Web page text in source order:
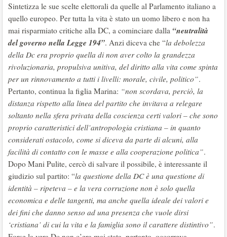
Sintetizza le sue scelte elettorali da quelle al Parlamento italiano a
quello europeo. Per tutta la vita è stato un uomo libero e non ha
mai risparmiato critiche alla DC, a cominciare dalla “neutralità
del governo nella Legge 194”. Anzi diceva che “la debolezza
della Dc era proprio quella di non aver colto la grandezza
rivoluzionaria, propulsiva unitiva, del diritto alla vita come spinta
per un rinnovamento a tutti i livelli: morale, civile, politico”.
Pertanto, continua la figlia Marina: “non scordava, perciò, la
distanza rispetto alla linea del partito che invitava a relegare
soltanto nella sfera privata della coscienza certi valori – che sono
proprio caratteristici dell’antropologia cristiana – in quanto
considerati ostacolo, come si diceva da parte di alcuni, alla
facilità di contatto con le masse e alla cooperazione politica”.
Dopo Mani Pulite, cercò di salvare il possibile, è interessante il
giudizio sul partito: “la questione della DC è una questione di
identità – ripeteva – e la vera corruzione non è solo quella
economica e delle tangenti, ma anche quella ideale dei valori e
dei fini che danno senso ad una presenza che vuole dirsi
‘cristiana’ di cui la vita e la famiglia sono il carattere distintivo”.